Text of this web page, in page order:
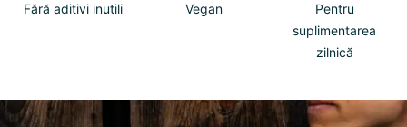
Fără aditivi inutili Vegan
Pentru
suplimentarea
zilnică